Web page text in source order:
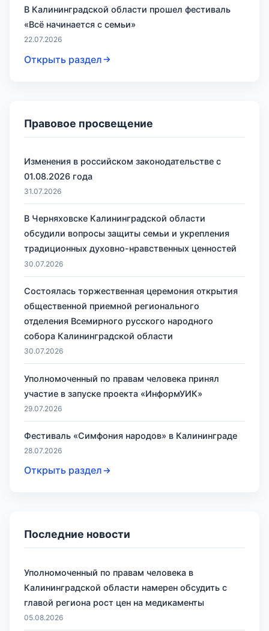
В Калининградской области прошел фестиваль
«Всё начинается с семьи»
22.07.2026
Открыть раздел
Правовое просвещение
Изменения в российском законодательстве с
01.08.2026 года
31.07.2026
В Черняховске Калининградской области
обсудили вопросы защиты семьи и укрепления
традиционных духовно-нравственных ценностей
30.07.2026
Состоялась торжественная церемония открытия
общественной приемной регионального
отделения Всемирного русского народного
собора Калининградской области
30.07.2026
Уполномоченный по правам человека принял
участие в запуске проекта «ИнформУИК»
29.07.2026
Фестиваль «Симфония народов» в Калининграде
28.07.2026
Открыть раздел
Последние новости
Уполномоченный по правам человека в
Калининградской области намерен обсудить с
главой региона рост цен на медикаменты
05.08.2026